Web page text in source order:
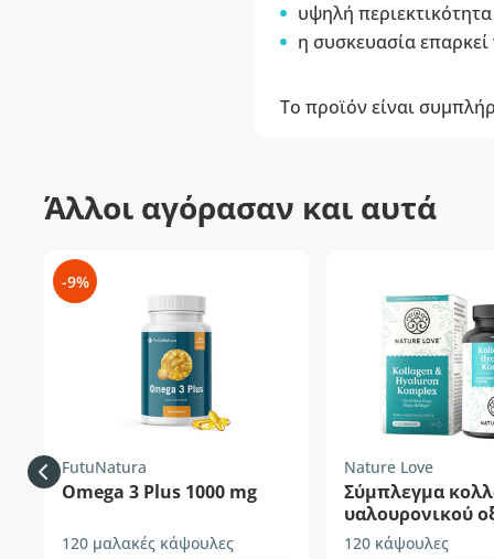
υψηλή
η συσκευασία επαρκεί
Το προϊόν είναι
Άλλοι αγόρασαν και αυτά
-9%
FutuNatura
Omega 3 Plus 1000 mg
120 μαλακές κάψουλες
Nature Love
Σύμπλεγμα
υαλουρονικού
120 κάψουλες